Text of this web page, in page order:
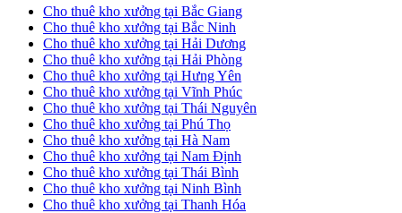
Cho thuê kho xưởng tại Bắc Giang
Cho thuê kho xưởng tại Bắc Ninh
Cho thuê kho xưởng tại Hải Dương
Cho thuê kho xưởng tại Hải Phòng
Cho thuê kho xưởng tại Hưng Yên
Cho thuê kho xưởng tại Vĩnh Phúc
Cho thuê kho xưởng tại Thái Nguyên
Cho thuê kho xưởng tại Phú Thọ
Cho thuê kho xưởng tại Hà Nam
Cho thuê kho xưởng tại Nam Định
Cho thuê kho xưởng tại Thái Bình
Cho thuê kho xưởng tại Ninh Bình
Cho thuê kho xưởng tại Thanh Hóa